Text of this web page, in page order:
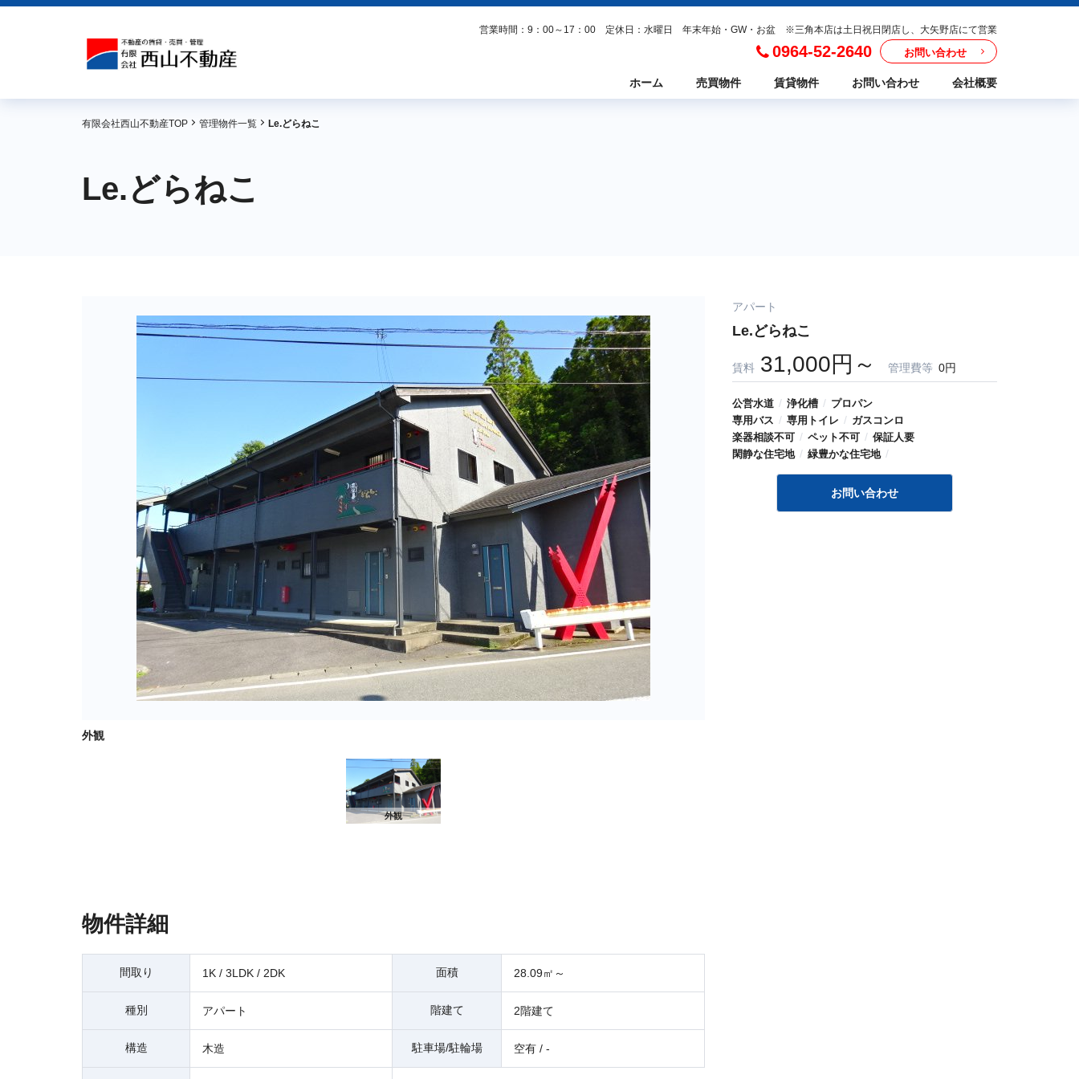
営業時間：9：00～17：00 定休日：水曜日 年末年始・GW・お盆 ※三角本店は土日祝日閉店し、大矢野店にて営業
0964-52-2640 お問い合わせ
ホーム 売買物件 賃貸物件 お問い合わせ 会社概要
有限会社西山不動産TOP 管理物件一覧 Le.どらねこ
Le.どらねこ
外観
外観
物件詳細
間取り 1K / 3LDK / 2DK 面積 28.09㎡～
種別 アパート 階建て 2階建て
構造 木造 駐車場/駐輪場 空有 / -
アパート
Le.どらねこ
賃料 31,000円～ 管理費等 0円
公営水道 / 浄化槽 / プロパン
専用バス / 専用トイレ / ガスコンロ
楽器相談不可 / ペット不可 / 保証人要
閑静な住宅地 / 緑豊かな住宅地 /
お問い合わせ